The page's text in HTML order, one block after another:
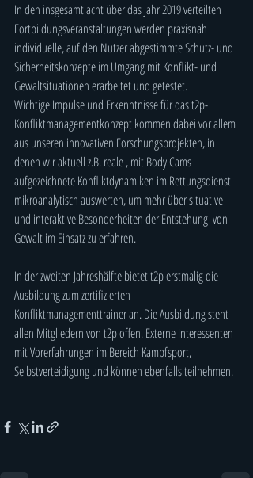
In den insgesamt acht über das Jahr 2019 verteilten
Fortbildungsveranstaltungen werden praxisnah
individuelle, auf den Nutzer abgestimmte Schutz- und
Sicherheitskonzepte im Umgang mit Konflikt- und
Gewaltsituationen erarbeitet und getestet.
Wichtige Impulse und Erkenntnisse für das t2p-
Konfliktmanagementkonzept kommen dabei vor allem
aus unseren innovativen Forschungsprojekten, in
denen wir aktuell z.B. reale , mit Body Cams
aufgezeichnete Konfliktdynamiken im Rettungsdienst
mikroanalytisch auswerten, um mehr über situative
und interaktive Besonderheiten der Entstehung  von
Gewalt im Einsatz zu erfahren.
In der zweiten Jahreshälfte bietet t2p erstmalig die
Ausbildung zum zertifizierten
Konfliktmanagementtrainer an. Die Ausbildung steht
allen Mitgliedern von t2p offen. Externe Interessenten
mit Vorerfahrungen im Bereich Kampfsport,
Selbstverteidigung und können ebenfalls teilnehmen.